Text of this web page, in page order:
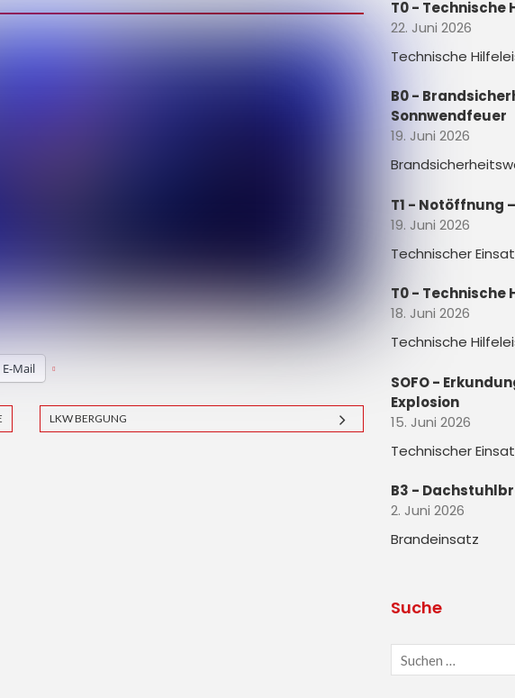
E-Mail
LKW BERGUNG
T0 - Technische
22. Juni 2026
Technische
B0 -
Sonnwendfeuer
19. Juni 2026
T1 - Notöffnung
19. Juni 2026
Technischer
T0 - Technische
18. Juni 2026
Technische
SOFO -
Explosion
15. Juni 2026
Technischer
B3 -
2. Juni 2026
Brandeinsatz
Suche